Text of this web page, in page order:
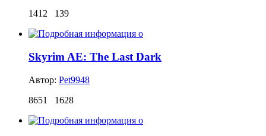
1412
139
Skyrim AE: The Last Dark
Автор: Pet9948
8651
1628